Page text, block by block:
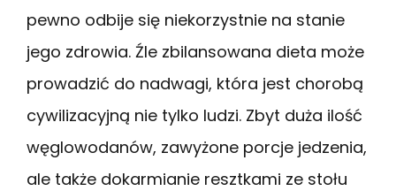
pewno odbije się niekorzystnie na stanie
jego zdrowia. Źle zbilansowana dieta może
prowadzić do nadwagi, która jest chorobą
cywilizacyjną nie tylko ludzi. Zbyt duża ilość
węglowodanów, zawyżone porcje jedzenia,
ale także dokarmianie resztkami ze stołu